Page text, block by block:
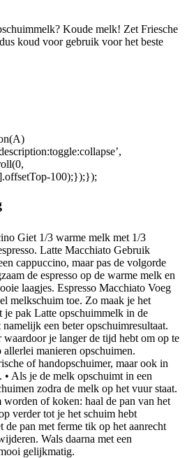
Koude melk! Zet Friesche
koud voor gebruik voor het beste
100);});});
Giet 1/3 warme melk met 1/3
Latte Macchiato Gebruik
cappuccino, maar pas de volgorde
de espresso op de warme melk en
laagjes. Espresso Macchiato Voeg
melkschuim toe. Zo maak je het
je pak Latte opschuimmelk in de
een beter opschuimresultaat.
je langer de tijd hebt om op te
allerlei manieren opschuimen.
of handopschuimer, maar ook in
• Als je de melk opschuimt in een
zodra de melk op het vuur staat.
worden of koken: haal de pan van het
verder tot je het schuim hebt
pan met ferme tik op het aanrecht
Wals daarna met een
gelijkmatig.